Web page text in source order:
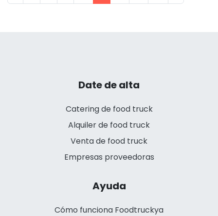
Date de alta
Catering de food truck
Alquiler de food truck
Venta de food truck
Empresas proveedoras
Ayuda
Cómo funciona Foodtruckya